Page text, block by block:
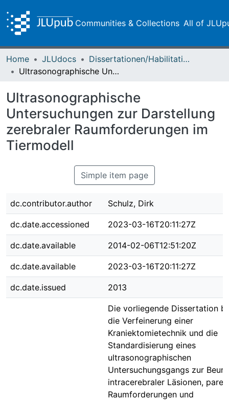
Communities & Collections All of
Home JLUdocs
Dissertationen/Habilitationen
Ultrasonographische Untersuchungen zur Darstellung zerebraler Raumforderungen im Tiermodell
Ultrasonographische
Untersuchungen zur Darstellung
zerebraler Raumforderungen im
Tiermodell
Simple item page
dc.contributor.author Schulz, Dirk
dc.date.accessioned 2023-03-16T20:11:27Z
dc.date.available 2014-02-06T12:51:20Z
dc.date.available 2023-03-16T20:11:27Z
dc.date.issued 2013
Die vorliegende Dissertation
die Verfeinerung einer
Kraniektomietechnik und die
Standardisierung eines
ultrasonographischen
Untersuchungsgangs zur
intracerebraler Läsionen,
Raumforderungen und